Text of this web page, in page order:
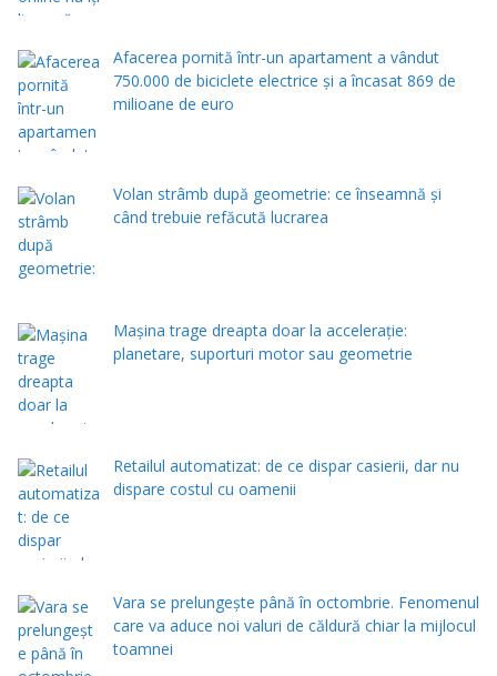
Afacerea pornită într-un apartament a vândut
750.000 de biciclete electrice și a încasat 869 de
milioane de euro
Volan strâmb după geometrie: ce înseamnă și
când trebuie refăcută lucrarea
Mașina trage dreapta doar la accelerație:
planetare, suporturi motor sau geometrie
Retailul automatizat: de ce dispar casierii, dar nu
dispare costul cu oamenii
Vara se prelungeşte până în octombrie. Fenomenul
care va aduce noi valuri de căldură chiar la mijlocul
toamnei